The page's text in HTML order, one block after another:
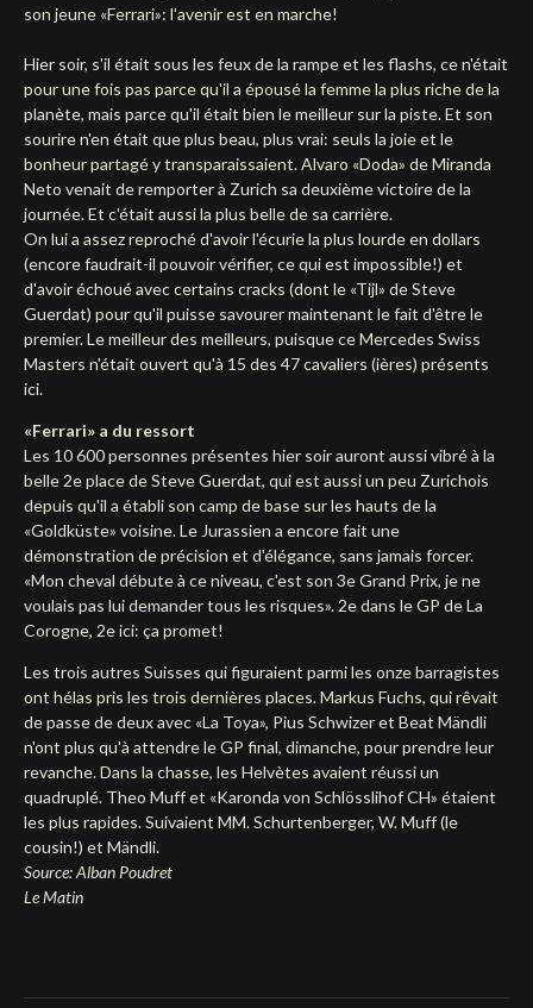
Deutsch
son jeune «Ferrari»: l'avenir est en marche!
Hier soir, s'il était sous les feux de la rampe et les flashs, ce n'était
pour une fois pas parce qu'il a épousé la femme la plus riche de la
planète, mais parce qu'il était bien le meilleur sur la piste. Et son
sourire n'en était que plus beau, plus vrai: seuls la joie et le
bonheur partagé y transparaissaient. Alvaro «Doda» de Miranda
Neto venait de remporter à Zurich sa deuxième victoire de la
journée. Et c'était aussi la plus belle de sa carrière.
On lui a assez reproché d'avoir l'écurie la plus lourde en dollars
(encore faudrait-il pouvoir vérifier, ce qui est impossible!) et
d'avoir échoué avec certains cracks (dont le «Tijl» de Steve
Guerdat) pour qu'il puisse savourer maintenant le fait d'être le
premier. Le meilleur des meilleurs, puisque ce Mercedes Swiss
Masters n'était ouvert qu'à 15 des 47 cavaliers (ières) présents
ici.
«Ferrari» a du ressort
Les 10 600 personnes présentes hier soir auront aussi vibré à la
belle 2e place de Steve Guerdat, qui est aussi un peu Zurichois
depuis qu'il a établi son camp de base sur les hauts de la
«Goldküste» voisine. Le Jurassien a encore fait une
démonstration de précision et d'élégance, sans jamais forcer.
«Mon cheval débute à ce niveau, c'est son 3e Grand Prix, je ne
voulais pas lui demander tous les risques». 2e dans le GP de La
Corogne, 2e ici: ça promet!
Les trois autres Suisses qui figuraient parmi les onze barragistes
ont hélas pris les trois dernières places. Markus Fuchs, qui rêvait
de passe de deux avec «La Toya», Pius Schwizer et Beat Mändli
n'ont plus qu'à attendre le GP final, dimanche, pour prendre leur
revanche. Dans la chasse, les Helvètes avaient réussi un
quadruplé. Theo Muff et «Karonda von Schlösslihof CH» étaient
les plus rapides. Suivaient MM. Schurtenberger, W. Muff (le
cousin!) et Mändli.
Source: Alban Poudret
Le Matin